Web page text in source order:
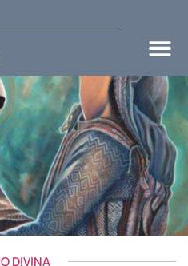
DIVINA